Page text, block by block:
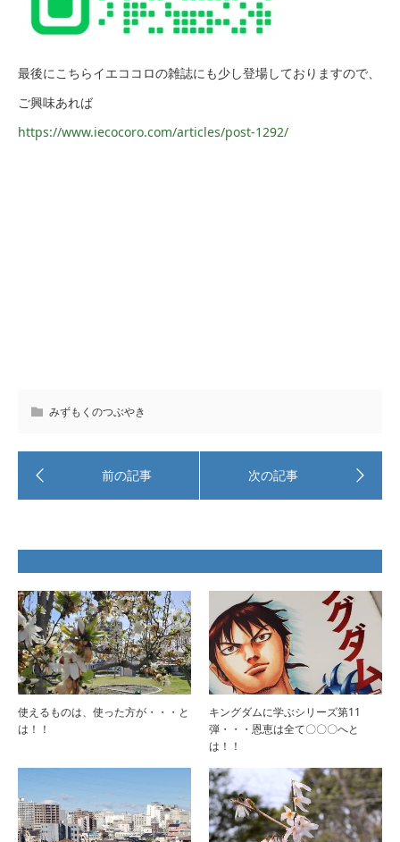
最後にこちらイエココロの雑誌にも少し登場しておりますので、
ご興味あれば
https://www.iecocoro.com/articles/post-1292/
みずもくのつぶやき
使えるものは、使った方が・・・と
は！！
キングダムに学ぶシリーズ第11
弾・・・恩恵は全て〇〇〇へと
は！！